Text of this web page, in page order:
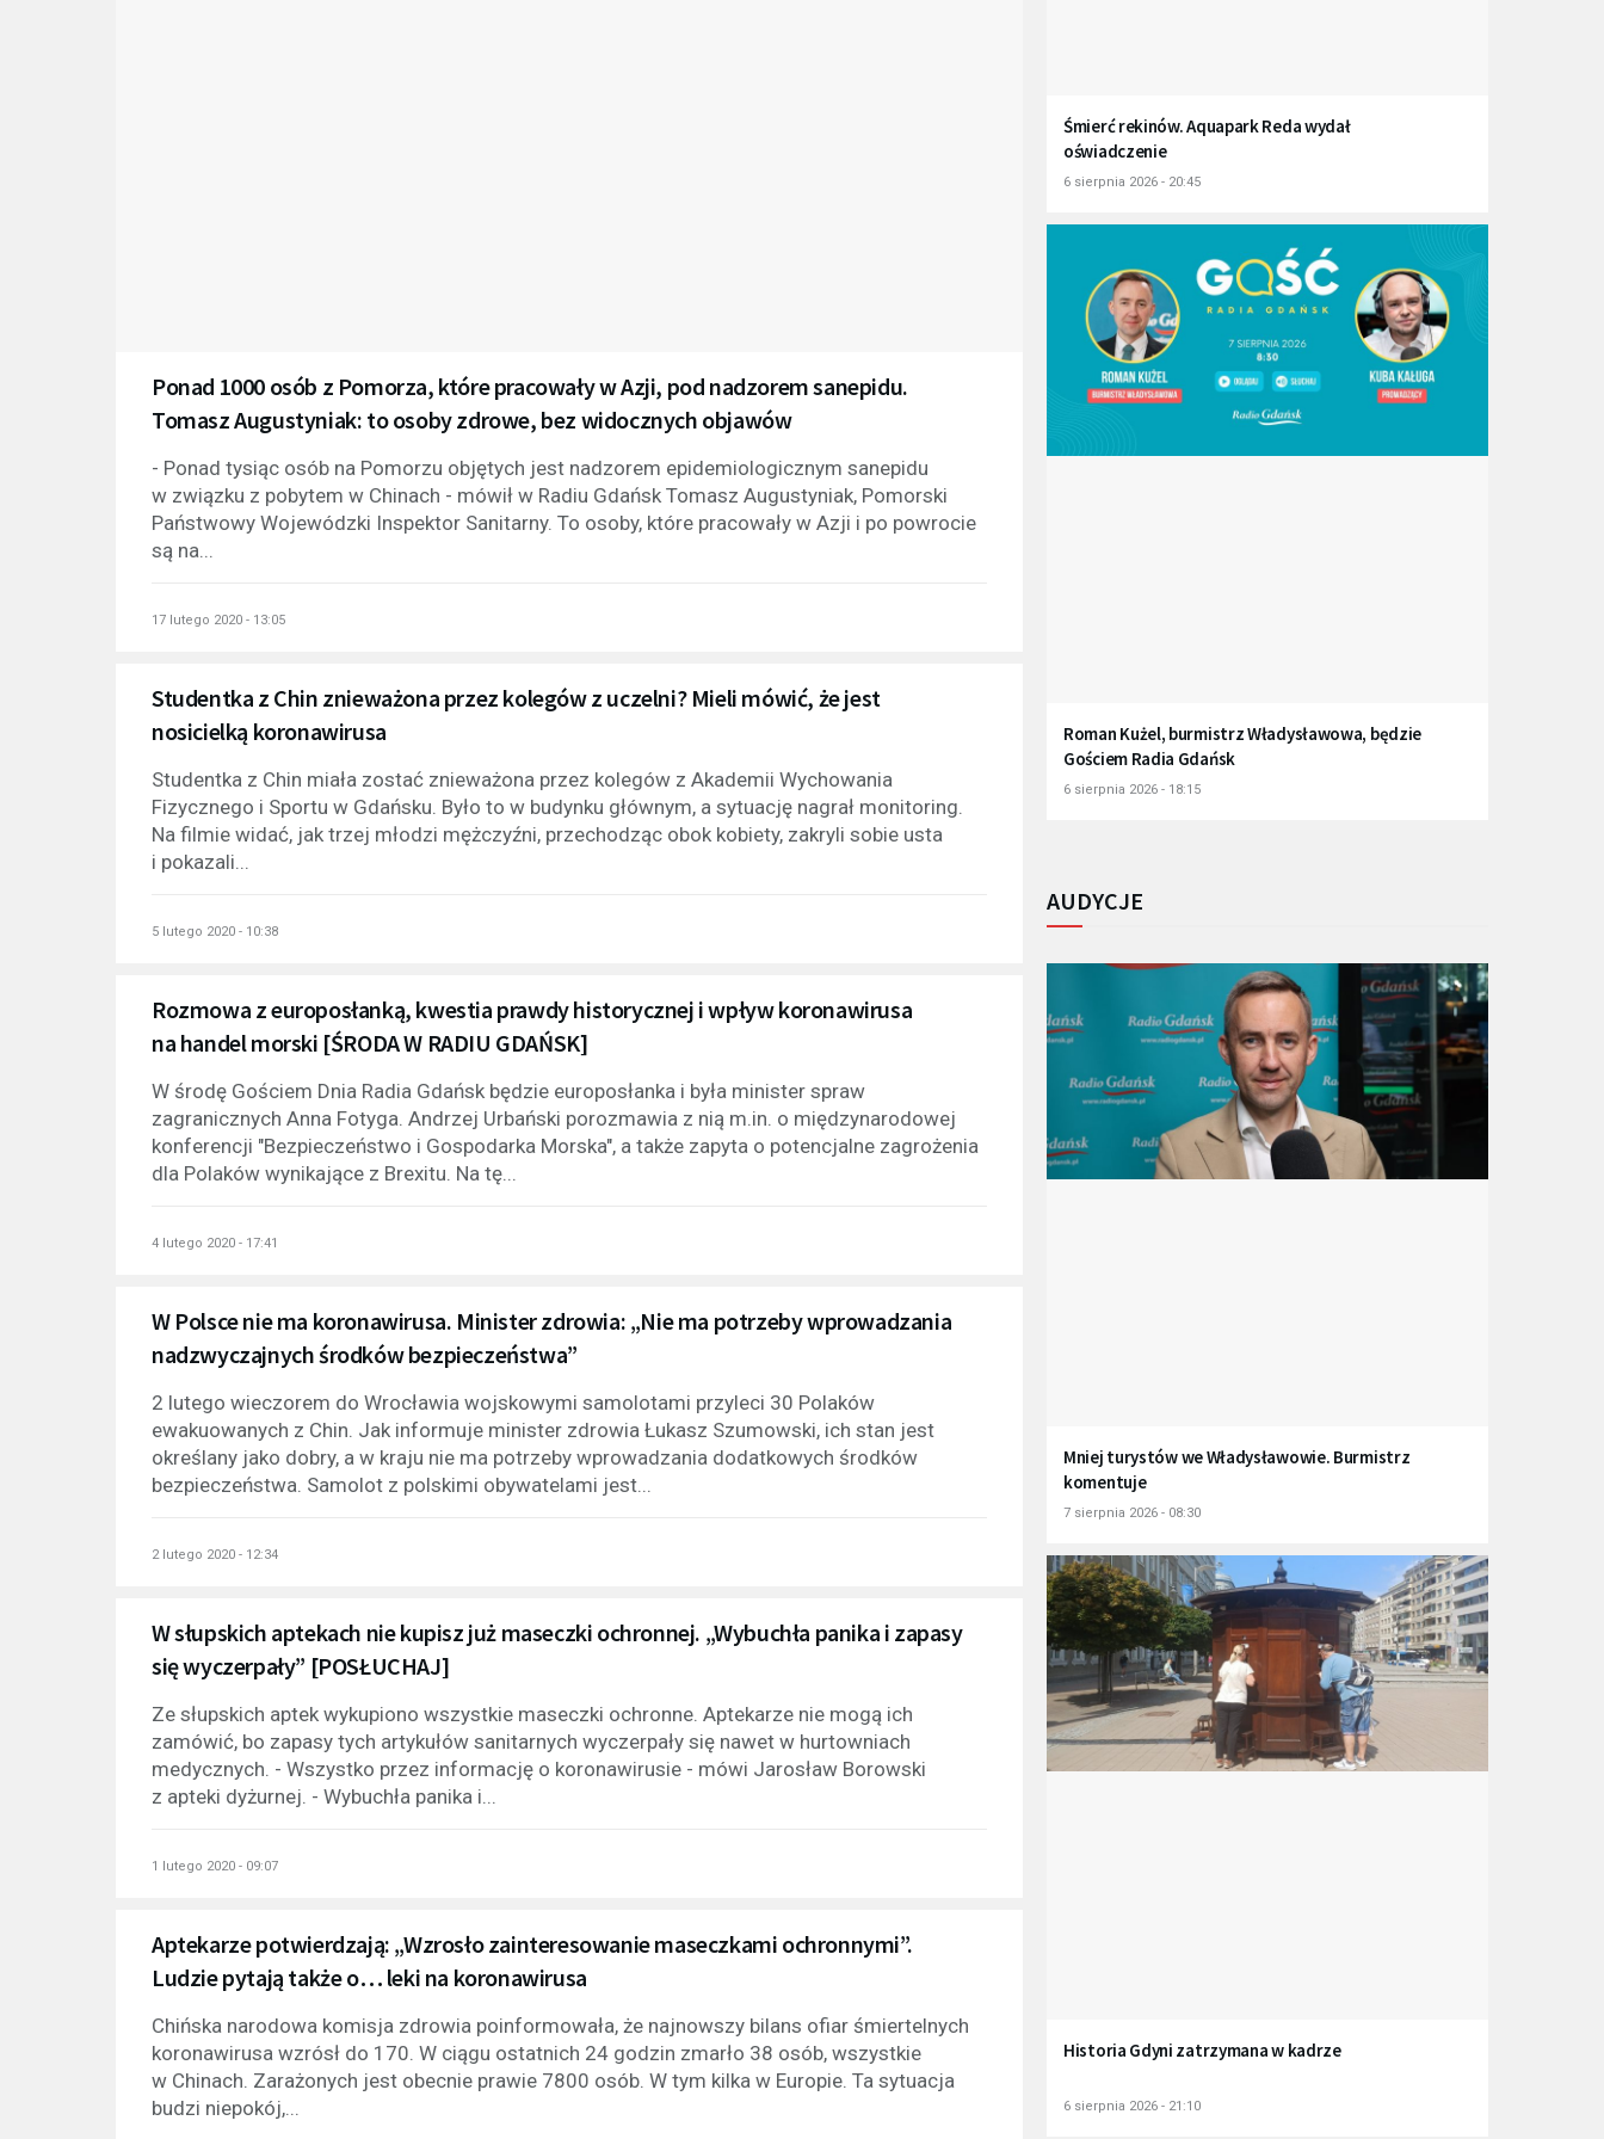
Ponad 1000 osób z Pomorza, które pracowały w Azji, pod nadzorem sanepidu.
Tomasz Augustyniak: to osoby zdrowe, bez widocznych objawów
- Ponad tysiąc osób na Pomorzu objętych jest nadzorem epidemiologicznym sanepidu
w związku z pobytem w Chinach - mówił w Radiu Gdańsk Tomasz Augustyniak, Pomorski
Państwowy Wojewódzki Inspektor Sanitarny. To osoby, które pracowały w Azji i po powrocie
są na...
17 lutego 2020 - 13:05
Studentka z Chin znieważona przez kolegów z uczelni? Mieli mówić, że jest
nosicielką koronawirusa
Studentka z Chin miała zostać znieważona przez kolegów z Akademii Wychowania
Fizycznego i Sportu w Gdańsku. Było to w budynku głównym, a sytuację nagrał monitoring.
Na filmie widać, jak trzej młodzi mężczyźni, przechodząc obok kobiety, zakryli sobie usta
i pokazali...
5 lutego 2020 - 10:38
Rozmowa z europosłanką, kwestia prawdy historycznej i wpływ koronawirusa
na handel morski [ŚRODA W RADIU GDAŃSK]
W środę Gościem Dnia Radia Gdańsk będzie europosłanka i była minister spraw
zagranicznych Anna Fotyga. Andrzej Urbański porozmawia z nią m.in. o międzynarodowej
konferencji "Bezpieczeństwo i Gospodarka Morska", a także zapyta o potencjalne zagrożenia
dla Polaków wynikające z Brexitu. Na tę...
4 lutego 2020 - 17:41
W Polsce nie ma koronawirusa. Minister zdrowia: „Nie ma potrzeby wprowadzania
nadzwyczajnych środków bezpieczeństwa”
2 lutego wieczorem do Wrocławia wojskowymi samolotami przyleci 30 Polaków
ewakuowanych z Chin. Jak informuje minister zdrowia Łukasz Szumowski, ich stan jest
określany jako dobry, a w kraju nie ma potrzeby wprowadzania dodatkowych środków
bezpieczeństwa. Samolot z polskimi obywatelami jest...
2 lutego 2020 - 12:34
W słupskich aptekach nie kupisz już maseczki ochronnej. „Wybuchła panika i zapasy
się wyczerpały” [POSŁUCHAJ]
Ze słupskich aptek wykupiono wszystkie maseczki ochronne. Aptekarze nie mogą ich
zamówić, bo zapasy tych artykułów sanitarnych wyczerpały się nawet w hurtowniach
medycznych. - Wszystko przez informację o koronawirusie - mówi Jarosław Borowski
z apteki dyżurnej. - Wybuchła panika i...
1 lutego 2020 - 09:07
Aptekarze potwierdzają: „Wzrosło zainteresowanie maseczkami ochronnymi”.
Ludzie pytają także o… leki na koronawirusa
Chińska narodowa komisja zdrowia poinformowała, że najnowszy bilans ofiar śmiertelnych
koronawirusa wzrósł do 170. W ciągu ostatnich 24 godzin zmarło 38 osób, wszystkie
w Chinach. Zarażonych jest obecnie prawie 7800 osób. W tym kilka w Europie. Ta sytuacja
budzi niepokój,...
Śmierć rekinów. Aquapark Reda wydał
oświadczenie
6 sierpnia 2026 - 20:45
Roman Kużel, burmistrz Władysławowa, będzie
Gościem Radia Gdańsk
6 sierpnia 2026 - 18:15
AUDYCJE
Mniej turystów we Władysławowie. Burmistrz
komentuje
7 sierpnia 2026 - 08:30
Historia Gdyni zatrzymana w kadrze
6 sierpnia 2026 - 21:10